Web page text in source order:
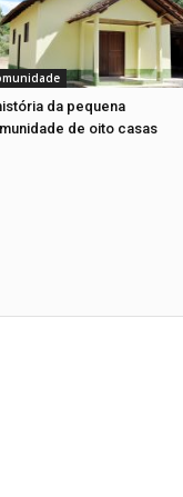
da pequena
de oito casas